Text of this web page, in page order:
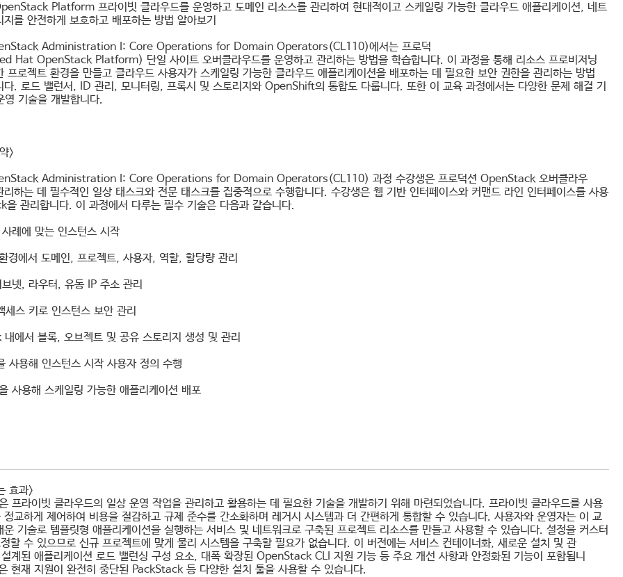
Platform 프라이빗 클라우드를 운영하고 도메인 리소스를 관리하여 현대적이고 스케일링 가능한 클라우드 애플리케이션, 네트
를 안전하게 보호하고 배포하는 방법 알아보기
Administration I: Core Operations for Domain Operators(CL110)에서는 프로덕
Hat OpenStack Platform) 단일 사이트 오버클라우드를 운영하고 관리하는 방법을 학습합니다. 이 과정을 통해 리소스 프로비저닝
프로젝트 환경을 만들고 클라우드 사용자가 스케일링 가능한 클라우드 애플리케이션을 배포하는 데 필요한 보안 권한을 관리하는 방법
다. 로드 밸런서, ID 관리, 모니터링, 프록시 및 스토리지와 OpenShift의 통합도 다룹니다. 또한 이 교육 과정에서는 다양한 문제 해결 기
기술을 개발합니다.
>
Administration I: Core Operations for Domain Operators(CL110) 과정 수강생은 프로덕션 OpenStack 오버클라우
리하는 데 필수적인 일상 태스크와 전문 태스크를 집중적으로 수행합니다. 수강생은 웹 기반 인터페이스와 커맨드 라인 인터페이스를 사용
관리합니다. 이 과정에서 다루는 필수 기술은 다음과 같습니다.
례에 맞는 인스턴스 시작
경에서 도메인, 프로젝트, 사용자, 역할, 할당량 관리
넷, 라우터, 유동 IP 주소 관리
세스 키로 인스턴스 보안 관리
에서 블록, 오브젝트 및 공유 스토리지 생성 및 관리
용해 인스턴스 시작 사용자 정의 수행
사용해 스케일링 가능한 애플리케이션 배포
효과>
프라이빗 클라우드의 일상 운영 작업을 관리하고 활용하는 데 필요한 기술을 개발하기 위해 마련되었습니다. 프라이빗 클라우드를 사용
정교하게 제어하여 비용을 절감하고 규제 준수를 간소화하며 레거시 시스템과 더 간편하게 통합할 수 있습니다. 사용자와 운영자는 이 교
운 기술로 템플릿형 애플리케이션을 실행하는 서비스 및 네트워크로 구축된 프로젝트 리소스를 만들고 사용할 수 있습니다. 설정을 커스터
할 수 있으므로 신규 프로젝트에 맞게 물리 시스템을 구축할 필요가 없습니다. 이 버전에는 서비스 컨테이너화, 새로운 설치 및 관
계된 애플리케이션 로드 밸런싱 구성 요소, 대폭 확장된 OpenStack CLI 지원 기능 등 주요 개선 사항과 안정화된 기능이 포함됩니
현재 지원이 완전히 중단된 PackStack 등 다양한 설치 툴을 사용할 수 있습니다.